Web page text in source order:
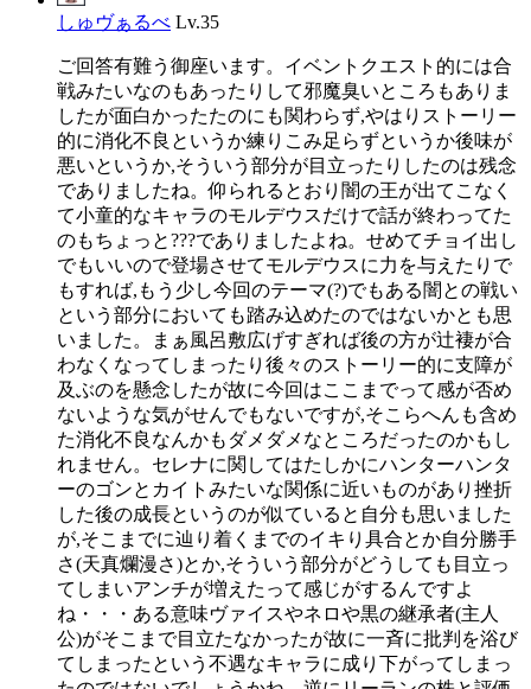
しゅヴぁるべ Lv.35
ご回答有難う御座います。イベントクエスト的には合
戦みたいなのもあったりして邪魔臭いところもありま
したが面白かったたのにも関わらず,やはりストーリー
的に消化不良というか練りこみ足らずというか後味が
悪いというか,そういう部分が目立ったりしたのは残念
でありましたね。仰られるとおり闇の王が出てこなく
て小童的なキャラのモルデウスだけで話が終わってた
のもちょっと???でありましたよね。せめてチョイ出し
でもいいので登場させてモルデウスに力を与えたりで
もすれば,もう少し今回のテーマ(?)でもある闇との戦い
という部分においても踏み込めたのではないかとも思
いました。まぁ風呂敷広げすぎれば後の方が辻褄が合
わなくなってしまったり後々のストーリー的に支障が
及ぶのを懸念したが故に今回はここまでって感が否め
ないような気がせんでもないですが,そこらへんも含め
た消化不良なんかもダメダメなところだったのかもし
れません。セレナに関してはたしかにハンターハンタ
ーのゴンとカイトみたいな関係に近いものがあり挫折
した後の成長というのが似ていると自分も思いました
が,そこまでに辿り着くまでのイキり具合とか自分勝手
さ(天真爛漫さ)とか,そういう部分がどうしても目立っ
てしまいアンチが増えたって感じがするんですよ
ね・・・ある意味ヴァイスやネロや黒の継承者(主人
公)がそこまで目立たなかったが故に一斉に批判を浴び
てしまったという不遇なキャラに成り下がってしまっ